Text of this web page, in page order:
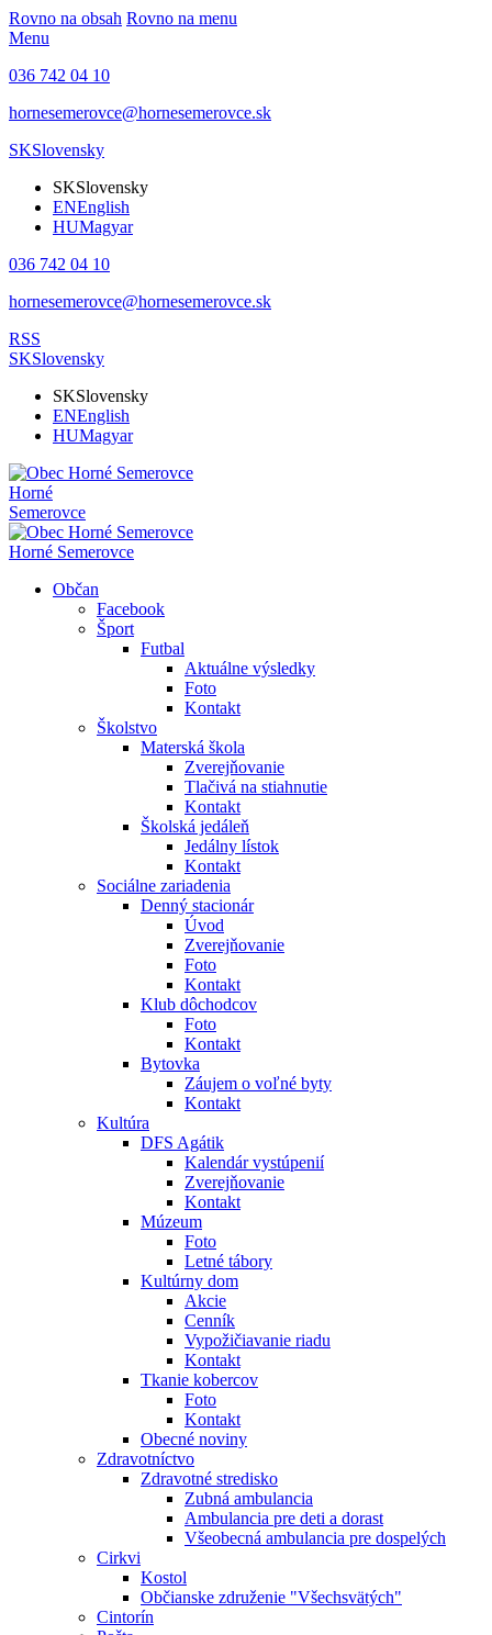
Rovno na obsah Rovno na menu
Menu
036 742 04 10
hornesemerovce@hornesemerovce.sk
SKSlovensky
SKSlovensky
ENEnglish
HUMagyar
036 742 04 10
hornesemerovce@hornesemerovce.sk
RSS
SKSlovensky
SKSlovensky
ENEnglish
HUMagyar
Horné
Semerovce
Horné Semerovce
Občan
Facebook
Šport
Futbal
Aktuálne výsledky
Foto
Kontakt
Školstvo
Materská škola
Zverejňovanie
Tlačivá na stiahnutie
Kontakt
Školská jedáleň
Jedálny lístok
Kontakt
Sociálne zariadenia
Denný stacionár
Úvod
Zverejňovanie
Foto
Kontakt
Klub dôchodcov
Foto
Kontakt
Bytovka
Záujem o voľné byty
Kontakt
Kultúra
DFS Agátik
Kalendár vystúpenií
Zverejňovanie
Kontakt
Múzeum
Foto
Letné tábory
Kultúrny dom
Akcie
Cenník
Vypožičiavanie riadu
Kontakt
Tkanie kobercov
Foto
Kontakt
Obecné noviny
Zdravotníctvo
Zdravotné stredisko
Zubná ambulancia
Ambulancia pre deti a dorast
Všeobecná ambulancia pre dospelých
Cirkvi
Kostol
Občianske združenie "Všechsvätých"
Cintorín